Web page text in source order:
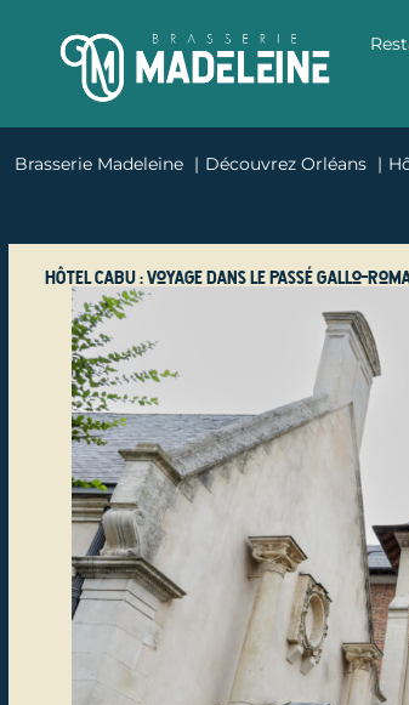
Brasserie Madeleine Découvrez Orléans
Hôtel Cabu : voyage dans le passé gallo-